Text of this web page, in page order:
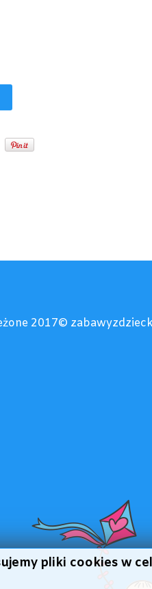
pliki cookies w
2017©